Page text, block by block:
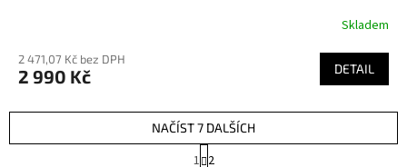
Skladem
2 471,07 Kč bez DPH
2 990 Kč DETAIL
NAČÍST 7 DALŠÍCH
S
1 2